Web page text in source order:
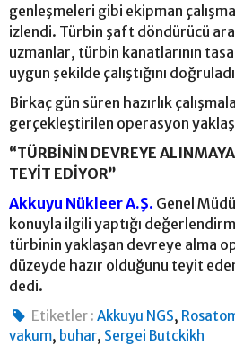
genleşmeleri gibi ekipman
izlendi. Türbin şaft döndürücü
uzmanlar, türbin kanatlarının
uygun şekilde çalıştığını
Birkaç gün süren hazırlık
gerçekleştirilen operasyon
“TÜRBİNİN DEVREYE
TEYİT EDİYOR”
Akkuyu Nükleer A.Ş. Genel
konuyla ilgili yaptığı
türbinin yaklaşan devreye alma
düzeyde hazır olduğunu teyit
dedi.
Etiketler : Akkuyu NGS,
vakum, buhar, Sergei Butckikh